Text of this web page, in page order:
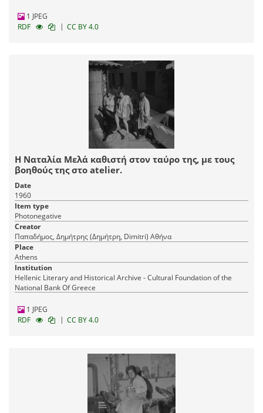
1 JPEG
RDF
| CC BY 4.0
Η Ναταλία Μελά καθιστή στον ταύρο της, με τους
βοηθούς της στο atelier.
Date
1960
Item type
Photonegative
Creator
Παπαδήμος, Δημήτρης (Δημήτρη, Dimitri) Αθήνα
Place
Athens
Institution
Hellenic Literary and Historical Archive - Cultural Foundation of the
National Bank Of Greece
1 JPEG
RDF
| CC BY 4.0